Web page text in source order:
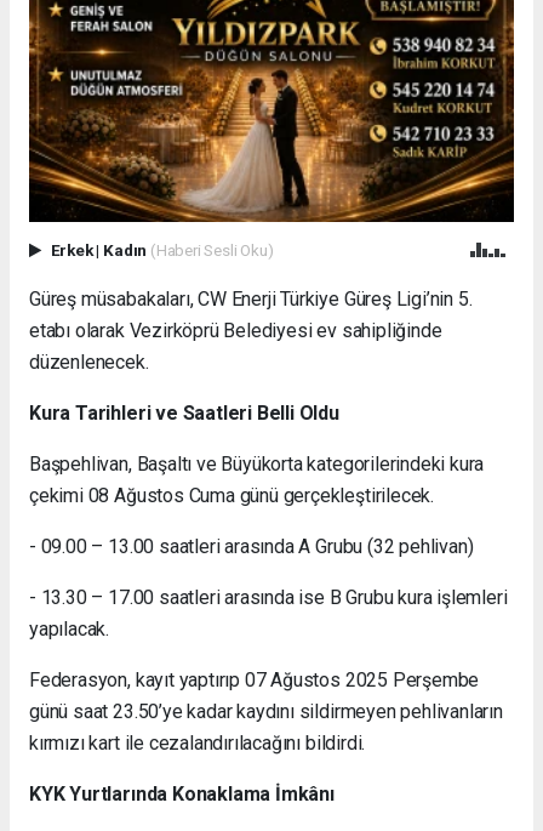
Erkek| Kadın (Haberi Sesli Oku)
Güreş müsabakaları, CW Enerji Türkiye Güreş Ligi’nin 5.
etabı olarak Vezirköprü Belediyesi ev sahipliğinde
düzenlenecek.
Kura Tarihleri ve Saatleri Belli Oldu
Başpehlivan, Başaltı ve Büyükorta kategorilerindeki kura
çekimi 08 Ağustos Cuma günü gerçekleştirilecek.
- 09.00 – 13.00 saatleri arasında A Grubu (32 pehlivan)
- 13.30 – 17.00 saatleri arasında ise B Grubu kura işlemleri
yapılacak.
Federasyon, kayıt yaptırıp 07 Ağustos 2025 Perşembe
günü saat 23.50’ye kadar kaydını sildirmeyen pehlivanların
kırmızı kart ile cezalandırılacağını bildirdi.
KYK Yurtlarında Konaklama İmkânı